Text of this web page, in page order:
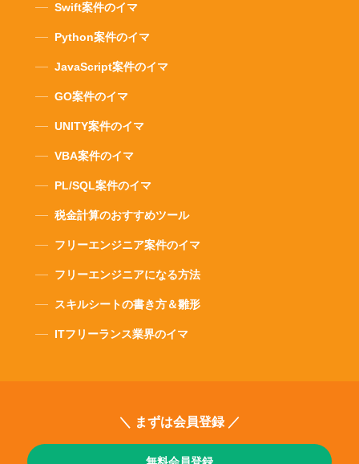
Swift案件のイマ
Python案件のイマ
JavaScript案件のイマ
GO案件のイマ
UNITY案件のイマ
VBA案件のイマ
PL/SQL案件のイマ
税金計算のおすすめツール
フリーエンジニア案件のイマ
フリーエンジニアになる方法
スキルシートの書き方＆雛形
ITフリーランス業界のイマ
＼ まずは会員登録 ／